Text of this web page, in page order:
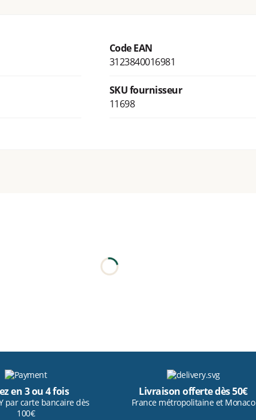
Code EAN
3123840016981
SKU fournisseur
11698
en 3 ou 4 fois
par carte bancaire dès
100€
Livraison offerte dès 50€
France métropolitaine et Monaco